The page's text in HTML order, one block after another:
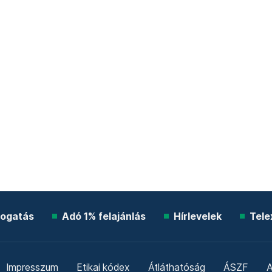
Adó 1% felajánlás Hírlevelek
Impresszum Etikai kódex Átláthatóság ÁSZF